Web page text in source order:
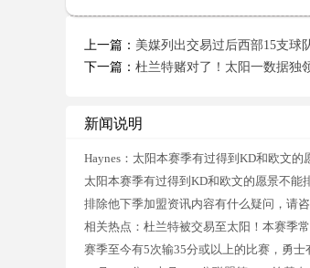
上一篇： 美媒列出交易过后西部15支球
下一篇： 杜兰特赌对了！太阳一数据独
新闻说明
Haynes：太阳本赛季有过得到KD和欧文
太阳本赛季有过得到KD和欧文的愿景不能
排除他下季加盟资讯内容有什么疑问，请咨
相关热点：杜兰特被交易至太阳！本赛季
赛季至今有5次输35分或以上的比赛，勇